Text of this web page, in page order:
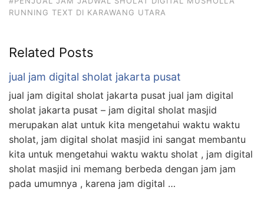
RUNNING TEXT DI KARAWANG UTARA
Related Posts
jual jam digital sholat jakarta pusat
jual jam digital sholat jakarta pusat jual jam digital
sholat jakarta pusat – jam digital sholat masjid
merupakan alat untuk kita mengetahui waktu waktu
sholat, jam digital sholat masjid ini sangat membantu
kita untuk mengetahui waktu waktu sholat , jam digital
sholat masjid ini memang berbeda dengan jam jam
pada umumnya , karena jam digital …